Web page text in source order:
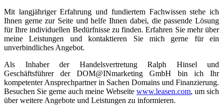
Mit langjähriger Erfahrung und fundiertem Fachwissen stehe ich
Ihnen gerne zur Seite und helfe Ihnen dabei, die passende Lösung
für Ihre individuellen Bedürfnisse zu finden. Erfahren Sie mehr über
meine Leistungen und kontaktieren Sie mich gerne für ein
unverbindliches Angebot.
Als Inhaber der Handelsvertretung Ralph Hinsel und
Geschäftsführer der DOM@INmarketing GmbH bin ich Ihr
kompetenter Ansprechpartner in Sachen Domains und Finanzierung.
Besuchen Sie gerne auch meine Webseite www.leasen.com, um sich
über weitere Angebote und Leistungen zu informieren.